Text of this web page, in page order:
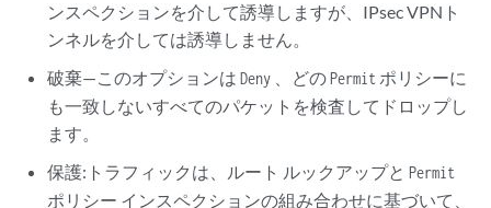
ンスペクションを介して誘導しますが、IPsec VPNト
ンネルを介しては誘導しません。
破棄—このオプションはDeny 、どのPermit ポリシーに
も一致しないすべてのパケットを検査してドロップし
ます。
保護:トラフィックは、ルート ルックアップとPermit
ポリシー インスペクションの組み合わせに基づいて、